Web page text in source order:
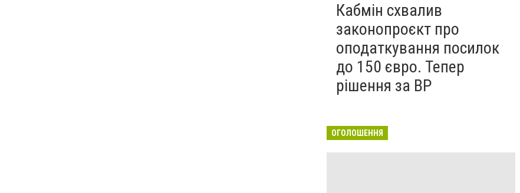
Кабмін схвалив
законопроєкт про
оподаткування посилок
до 150 євро. Тепер
рішення за ВР
ОГОЛОШЕННЯ